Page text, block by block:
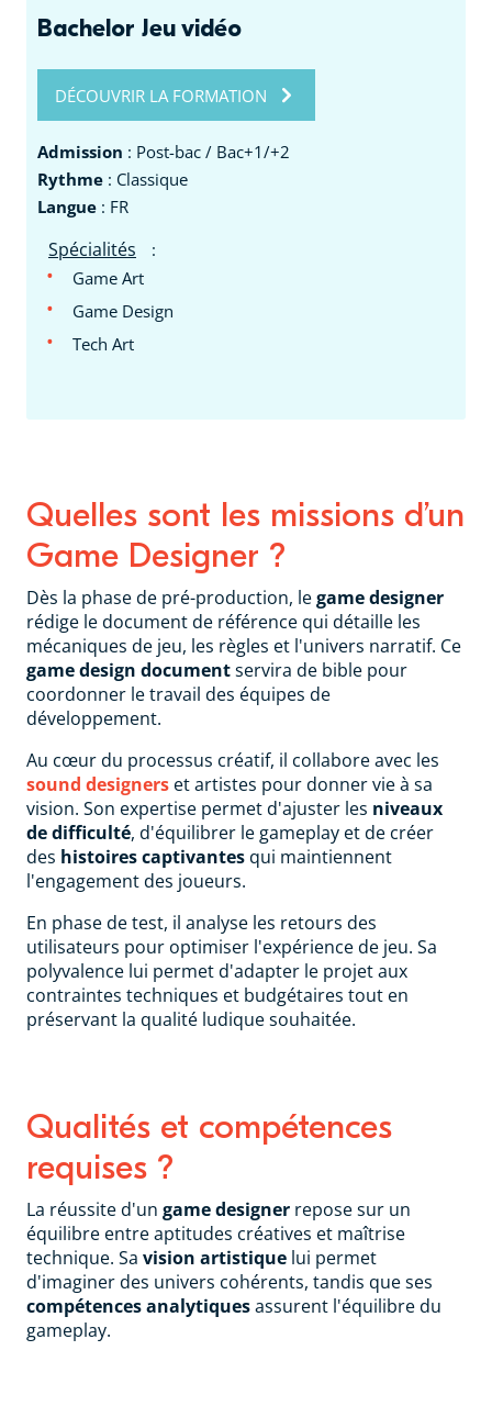
Bachelor Jeu vidéo
DÉCOUVRIR LA FORMATION
Admission : Post-bac / Bac+1/+2
Rythme : Classique
Langue : FR
Spécialités
:
Game Art
Game Design
Tech Art
Quelles sont les missions d’un
Game Designer ?
Dès la phase de pré-production, legame designer
rédige le document de référence qui détaille les
mécaniques de jeu, les règles et l'univers narratif. Ce
game design documentservira de bible pour
coordonner le travail des équipes de
développement.
Au cœur du processus créatif, il collabore avec les
sound designers et artistes pour donner vie à sa
vision. Son expertise permet d'ajuster les niveaux
de difficulté, d'équilibrer le gameplay et de créer
des histoires captivantes qui maintiennent
l'engagement des joueurs.
En phase de test, il analyse les retours des
utilisateurs pour optimiser l'expérience de jeu. Sa
polyvalence lui permet d'adapter le projet aux
contraintes techniques et budgétaires tout en
préservant la qualité ludique souhaitée.
Qualités et compétences
requises ?
La réussite d'un game designer repose sur un
équilibre entre aptitudes créatives et maîtrise
technique. Sa vision artistique lui permet
d'imaginer des univers cohérents, tandis que ses
compétences analytiquesassurent l'équilibre du
gameplay.